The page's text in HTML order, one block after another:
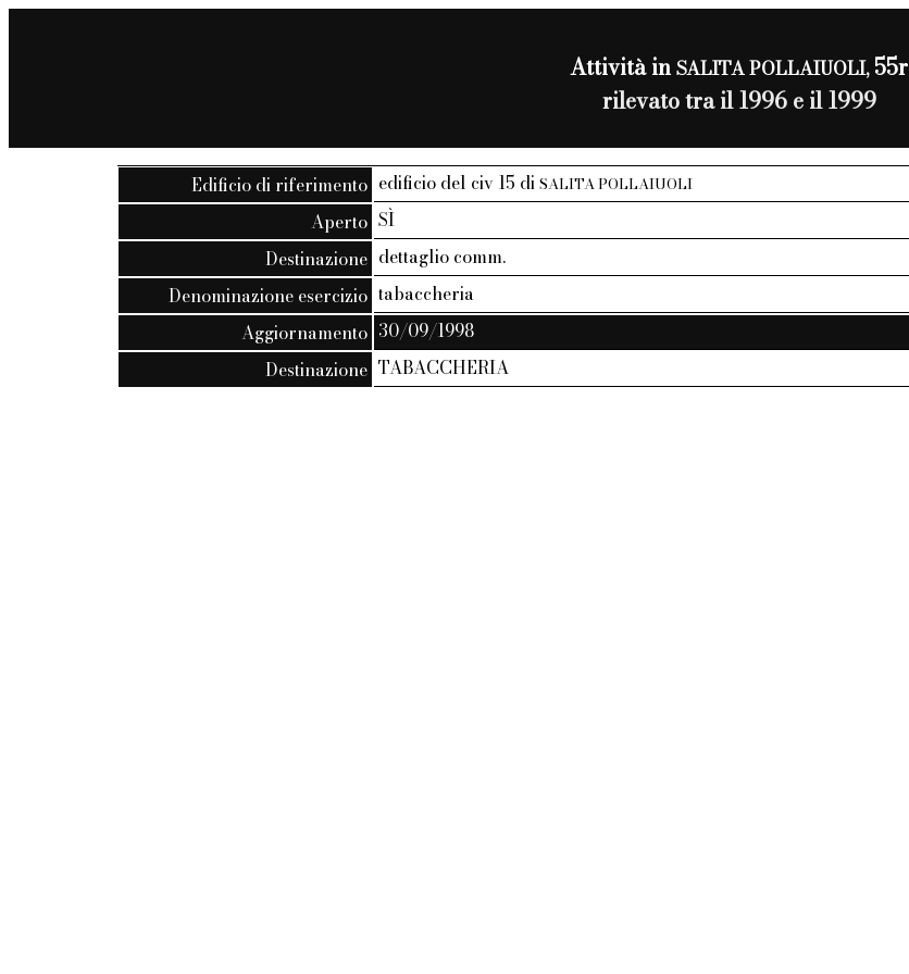
Attività inSALITA POLLAIUOLI,55r
rilevato tra il 1996 e il 1999
Edificio di riferimento edificio del civ 15 diSALITA POLLAIUOLI
Aperto SÌ
Destinazione dettaglio comm.
Denominazione esercizio tabaccheria
Aggiornamento 30/09/1998
Destinazione TABACCHERIA